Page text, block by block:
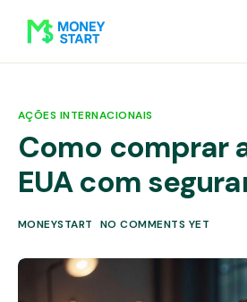
AÇÕES INTERNACIONAIS
Como comprar
EUA com
MONEYSTART NO COMMENTS YET